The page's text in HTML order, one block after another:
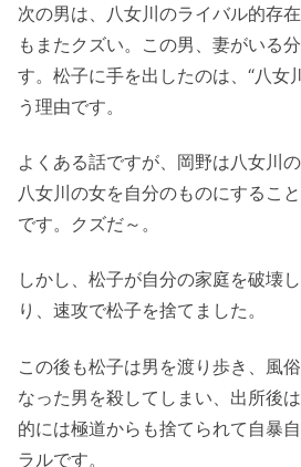
次の男は、八女川のライバル的存
もまたクズい。この男、妻がいる
す。松子に手を出したのは、“八女
う理由です。
よくある話ですが、岡野は八女川
八女川の女を自分のものにするこ
です。クズだ～。
しかし、松子が自分の家庭を破壊
り、速攻で松子を捨てました。
この後も松子は男を渡り歩き、風
なった男を殺してしまい、出所後
的には極道からも捨てられて自暴
ラルです。